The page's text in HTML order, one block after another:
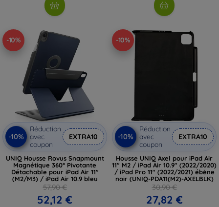
-10%
-10%
Réduction
avec
coupon
EXTRA10
UNIQ Housse Rovus Snapmount
Magnétique 360° Pivotante
Détachable pour iPad Air 11"
(M2/M3) / iPad Air 10.9 bleu
57,90 €
52,12 €
-10%
-10%
Réduction
avec
coupon
EXTRA10
Housse UNIQ Axel pour iPad Air
11" M2 / iPad Air 10.9" (2022/2020)
/ iPad Pro 11" (2022/2021) ébène
noir (UNIQ-PDA11(M2)-AXELBLK)
30,90 €
27,82 €